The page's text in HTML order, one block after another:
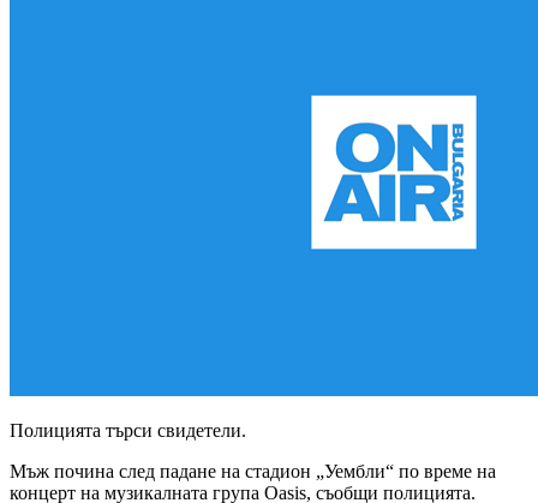
Полицията търси свидетели.
Мъж почина след падане на стадион „Уембли“ по време на
концерт на музикалната група Oasis, съобщи полицията.